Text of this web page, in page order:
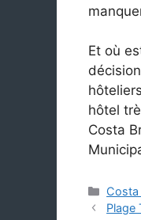
Et où
hôtel
Costa
Costa
Plage